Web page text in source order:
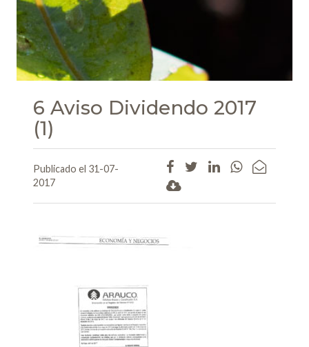
6 Aviso Dividendo 2017
(1)
Publicado el 31-07-
2017